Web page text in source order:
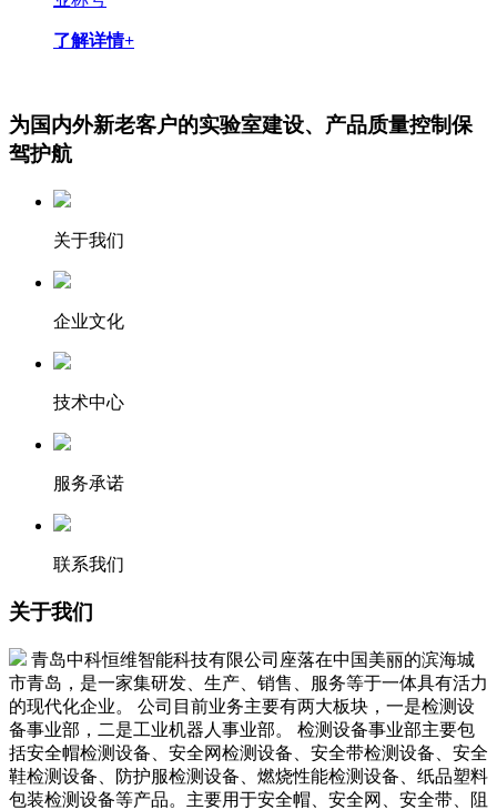
了解详情+
为国内外新老客户的实验室建设、产品质量控制保
驾护航
关于我们
企业文化
技术中心
服务承诺
联系我们
关于我们
青岛中科恒维智能科技有限公司座落在中国美丽的滨海城
市青岛，是一家集研发、生产、销售、服务等于一体具有活力
的现代化企业。 公司目前业务主要有两大板块，一是检测设
备事业部，二是工业机器人事业部。 检测设备事业部主要包
括安全帽检测设备、安全网检测设备、安全带检测设备、安全
鞋检测设备、防护服检测设备、燃烧性能检测设备、纸品塑料
包装检测设备等产品。主要用于安全帽、安全网、安全带、阻